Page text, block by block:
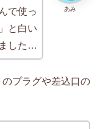
あみ
で使っ
と白い
した…
プラグや差込口の